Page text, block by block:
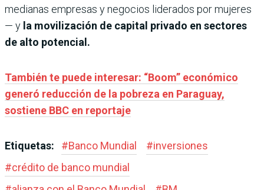
medianas empresas y negocios liderados por mujeres
— y la movilización de capital privado en sectores
de alto potencial.
También te puede interesar: “Boom” económico
generó reducción de la pobreza en Paraguay,
sostiene BBC en reportaje
Etiquetas: #Banco Mundial #inversiones
#crédito de banco mundial